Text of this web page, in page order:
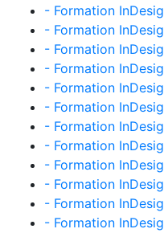
- Formation
- Formation
- Formation
- Formation
- Formation
- Formation
- Formation
- Formation
- Formation
- Formation
- Formation
- Formation